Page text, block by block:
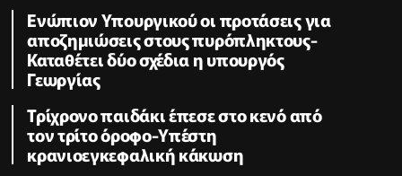
Ενώπιον Υπουργικού οι προτάσεις για
αποζημιώσεις στους πυρόπληκτους-
Καταθέτει δύο σχέδια η υπουργός
Γεωργίας
Τρίχρονο παιδάκι έπεσε στο κενό από
τον τρίτο όροφο-Υπέστη
κρανιοεγκεφαλική κάκωση